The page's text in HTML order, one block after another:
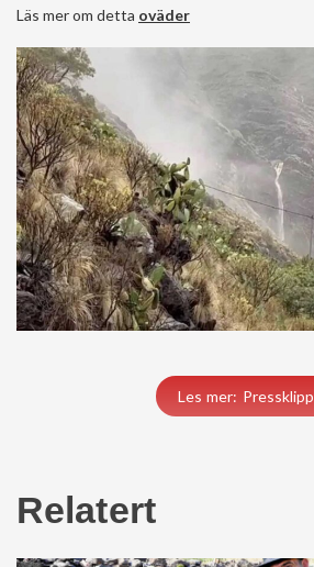
Läs mer om detta oväder
Les mer: Pressklipp
Relatert